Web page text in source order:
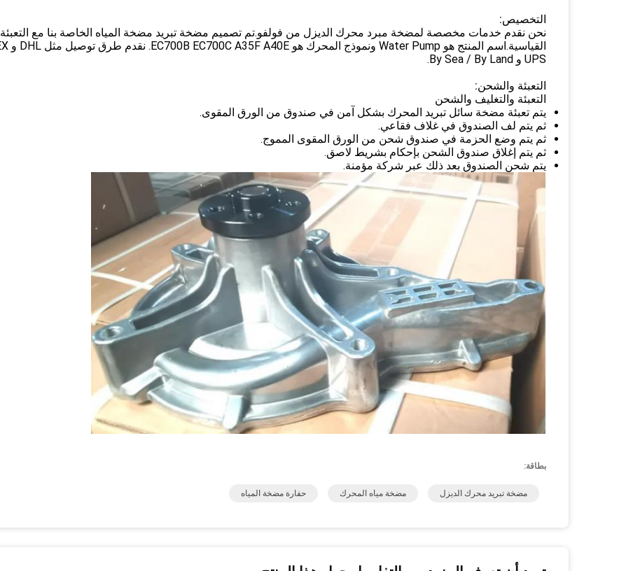
التخصيص:
نحن نقدم خدمات مخصصة لمضخة مبرد محرك الديزل من فولفو.تم تصميم مضخة تبريد مضخة المياه الخاصة بنا مع التعبئة
UPS و By Sea / By Land.
التعبئة والشحن:
التعبئة والتغليف والشحن
يتم تعبئة مضخة سائل تبريد المحرك بشكل آمن في صندوق من الورق المقوى.
ثم يتم لف الصندوق في غلاف فقاعي.
ثم يتم وضع الحزمة في صندوق شحن من الورق المقوى المموج.
ثم يتم إغلاق صندوق الشحن بإحكام بشريط لاصق.
يتم شحن الصندوق بعد ذلك عبر شركة مؤمنة.
بطاقة:
مضخة تبريد محرك الديزل مضخة مياه المحرك حفارة مضخة المياه